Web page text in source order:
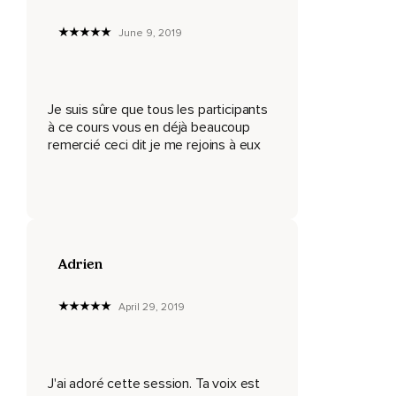
Continue à bien te concentrer sur ta respiration.
C'est tout à fait correct et normal.
Tu es en sécurité en ce moment et tu n'as pas besoin de
d'histoires.
pas toujours utiles.
C'est parce que ta tête te raconte une histoire effrayante.
June 9, 2019
Je suis sûre que tous les participants
à ce cours vous en déjà beaucoup
remercié ceci dit je me rejoins à eux
Adrien
April 29, 2019
J'ai adoré cette session. Ta voix est